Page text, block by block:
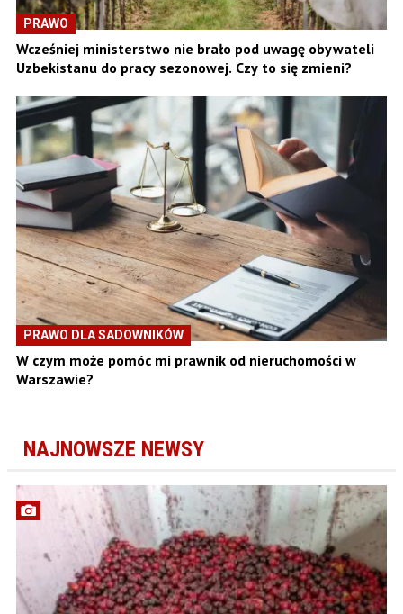
PRAWO
Wcześniej ministerstwo nie brało pod uwagę obywateli
Uzbekistanu do pracy sezonowej. Czy to się zmieni?
PRAWO DLA SADOWNIKÓW
W czym może pomóc mi prawnik od nieruchomości w
Warszawie?
NAJNOWSZE NEWSY